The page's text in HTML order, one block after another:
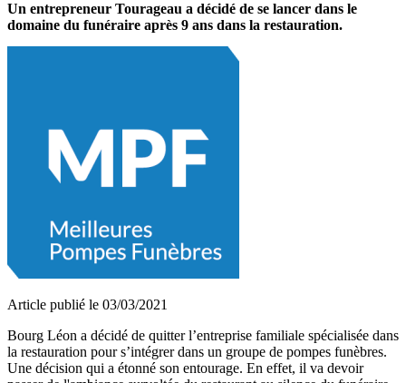
Un entrepreneur Tourageau a décidé de se lancer dans le
domaine du funéraire après 9 ans dans la restauration.
Article publié le 03/03/2021
Bourg Léon a décidé de quitter l’entreprise familiale spécialisée dans
la restauration pour s’intégrer dans un groupe de pompes funèbres.
Une décision qui a étonné son entourage. En effet, il va devoir